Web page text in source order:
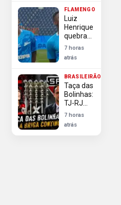
da
diretoria
após
déficit
FLAMENGO
Luiz
Henrique
quebra
silêncio
após
avanços
Flamengo
em sua
contratação
7 horas
atrás
BRASILEIRÃO
Taça das
Bolinhas:
TJ-RJ
rejeita
Flamengo
e reitera
7 horas
atrás